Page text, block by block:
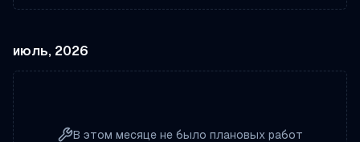
июль, 2026
В этом месяце не было плановых работ